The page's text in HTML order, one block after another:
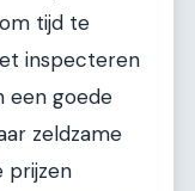
tijd te
inspecteren
een goede
zeldzame
prijzen